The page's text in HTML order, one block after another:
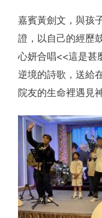
嘉賓黃劍文，與孩
證，以自己的經歷
心妍合唱<<這是甚
逆境的詩歌，送給
院友的生命裡遇見